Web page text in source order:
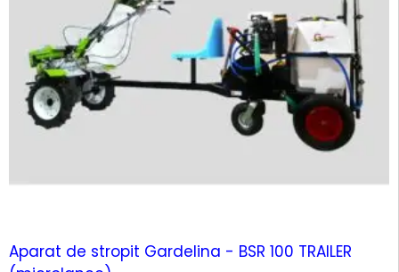
Aparat de stropit Gardelina - BSR 100 TRAILER